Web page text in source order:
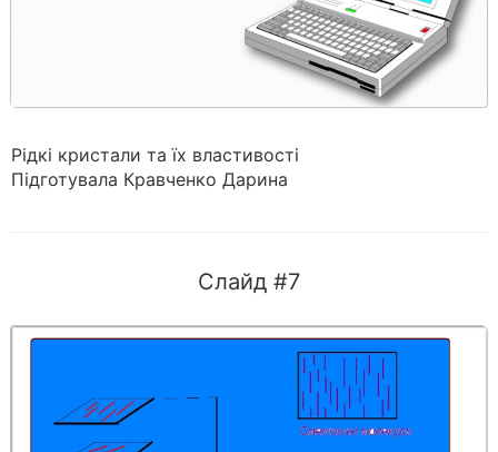
Рідкі кристали та їх властивості
Підготувала Кравченко Дарина
Слайд #7